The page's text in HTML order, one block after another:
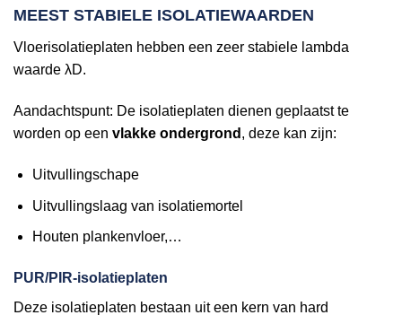
MEEST STABIELE ISOLATIEWAARDEN
Vloerisolatieplaten hebben een zeer stabiele lambda
waarde λD.
Aandachtspunt: De isolatieplaten dienen geplaatst te
worden op een vlakke ondergrond , deze kan zijn:
Uitvullingschape
Uitvullingslaag van isolatiemortel
Houten plankenvloer,…
PUR/PIR-isolatieplaten
Deze isolatieplaten bestaan uit een kern van hard